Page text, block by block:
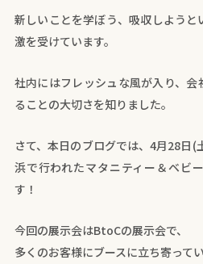
新しいことを学ぼう、吸収しよう
激を受けています。
社内にはフレッシュな風が入り、
ることの大切さを知りました。
さて、本日のブログでは、4月28日
浜で行われたマタニティー＆ベビ
す！
今回の展示会はBtoCの展示会で、
多くのお客様にブースに立ち寄って